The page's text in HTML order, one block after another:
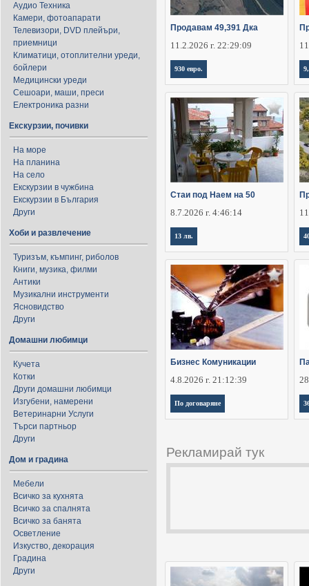
Аудио Техника
Камери, фотоапарати
Телевизори, DVD плейъри,
приемници
Климатици, отоплителни уреди,
бойлери
Медицински уреди
Сешоари, маши, преси
Електроника разни
Екскурзии, почивки
На море
На планина
На село
Екскурзии в чужбина
Екскурзии в България
Други
Хоби и развлечение
Туризъм, къмпинг, риболов
Книги, музика, филми
Антики
Музикални инструменти
Ясновидство
Други
Домашни любимци
Кучета
Котки
Други домашни любимци
Изгубени, намерени
Ветеринарни Услуги
Търси партньор
Други
Дом и градина
Мебели
Всичко за кухнята
Всичко за спалнята
Всичко за банята
Осветление
Изкуство, декорация
Градина
Други
Продавам 49,391 Дка
11.2.2026 г. 22:29:09
930 евро.
Стаи под Наем на 50
8.7.2026 г. 4:46:14
13 лв.
Бизнес Комуникации
4.8.2026 г. 21:12:39
По договаряне
Рекламирай тук